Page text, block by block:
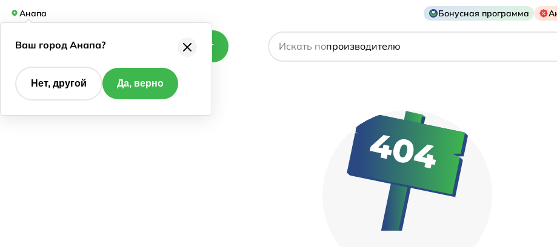
Анапа Бонусная программа
Каталог Искать по
действующему веществу
производителю
Ваш город Анапа?
Нет, другой Да, верно